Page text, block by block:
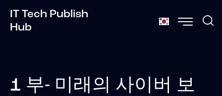
IT Tech Publish
Hub
1 부- 미래의 사이버 보